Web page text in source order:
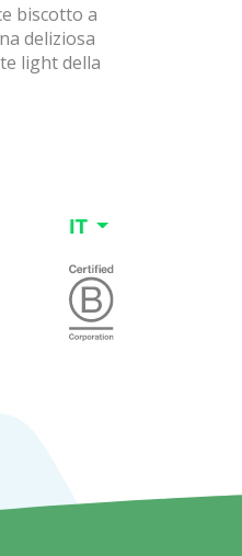
biscotto a
deliziosa
light della
IT